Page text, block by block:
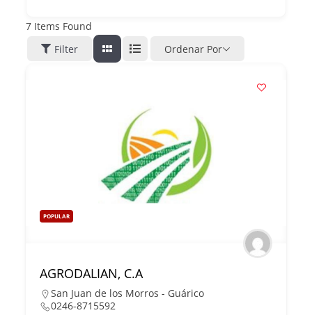
7 Items Found
Filter
Ordenar Por
POPULAR
AGRODALIAN, C.A
San Juan de los Morros - Guárico
0246-8715592